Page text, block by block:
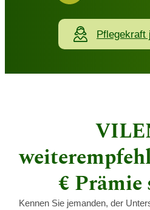
Pflegekraft
€ Prämie
Kennen Sie jemanden, der